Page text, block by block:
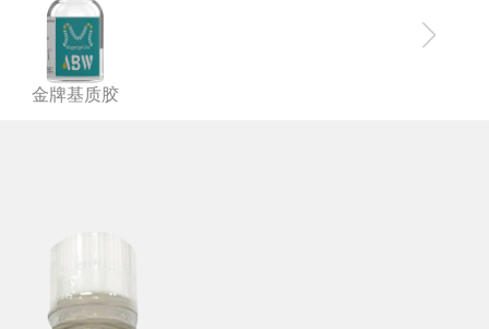
金牌基质胶